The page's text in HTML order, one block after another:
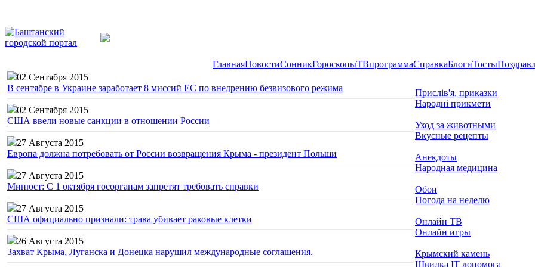
ГлавнаяНовостиСонникГороскопыТВпрограммаСправкаБлогиТосты
02 Сентября 2015
В сентябре в Украине заработает 8 миссий ЕС по внедрению безвизового режима
02 Сентября 2015
США ввели новые санкции в отношении России
27 Августа 2015
Европа должна потребовать от России возвращения Крыма - президент Польши
27 Августа 2015
Минюст: С 1 октября госорганам запретят требовать справки
27 Августа 2015
США официально признали: трава убивает раковые клетки
26 Августа 2015
Захват Крыма, Луганска и Донецка нарушил международные соглашения.
Прислів'я, приказки
Народні прикмети
Уход за животными
Вкусные рецепты
Анекдоты
Народная медицина
Обои
Погода на неделю
Онлайн ТВ
Онлайн игры
Крымский камень
Швидка ІТ допомога